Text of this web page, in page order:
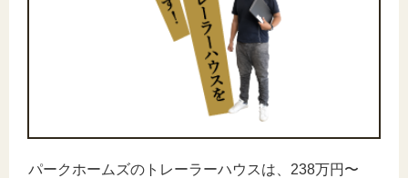
パークホームズのトレーラーハウスは、238万円〜